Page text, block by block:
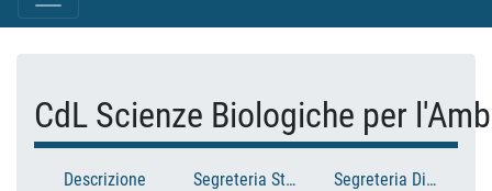
CdL Scienze Biologiche per
Descrizione Segreteria Studenti Segreteria Didattica